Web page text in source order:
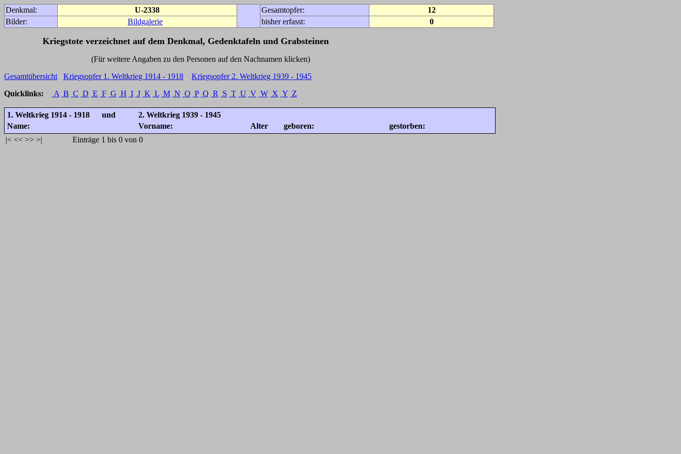
Denkmal: U-2338 Gesamtopfer:
12
Bilder:
Bildgalerie bisher erfasst: 0
Kriegstote verzeichnet auf dem Denkmal, Gedenktafeln und Grabsteinen
(Für weitere Angaben zu den Personen auf den Nachnamen klicken)
Gesamtübersicht
Kriegsopfer 1. Weltkrieg 1914 - 1918
Kriegsopfer 2. Weltkrieg 1939 - 1945
Quicklinks:
A B C D E F G H I J K L M N O P Q R S T U V W X Y Z
1. Weltkrieg 1914 - 1918 und
2. Weltkrieg 1939 - 1945
Name:
Vorname: Alter geboren:
gestorben:
|< << >> >| Einträge 1 bis 0 von 0